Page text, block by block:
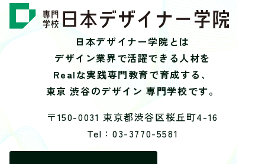
日本デザイナー学院とは
デザイン業界で活躍できる人材を
Realな実践専門教育で育成する、
東京 渋谷のデザイン 専門学校です。
〒150-0031 東京都渋谷区桜丘町4-16
Tel：03-3770-5581